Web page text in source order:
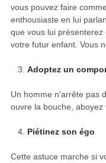
vous pouvez faire
enthousiaste en lui
que vous lui
votre futur enfant. Vous
Adoptez un
Un homme n’arrête pas
ouvre la bouche, aboyez
Piétinez son égo
Cette astuce marche si